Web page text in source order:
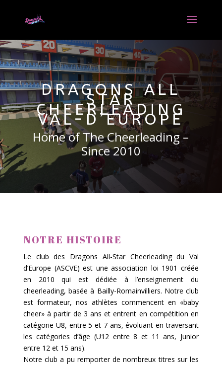
DRAGONS ALL
STAR
CHEERLEADING
VAL-D’EUROPE
Home of The Cheerleading –
Since 2010
NOTRE HISTOIRE
Le club des Dragons All-Star Cheerleading du Val
d’Europe (ASCVE) est une association loi 1901 créée
en 2010 qui est dédiée à l’enseignement du
cheerleading, basée à Bailly-Romainvilliers. Notre club
est formateur, nos athlètes commencent en «baby
cheer» à partir de 3 ans et entrent en compétition en
catégorie U8, entre 5 et 7 ans, évoluant en traversant
les catégories d’âge (U12 entre 8 et 11 ans, Junior
entre 12 et 15 ans).
Notre club a pu remporter de nombreux titres sur les